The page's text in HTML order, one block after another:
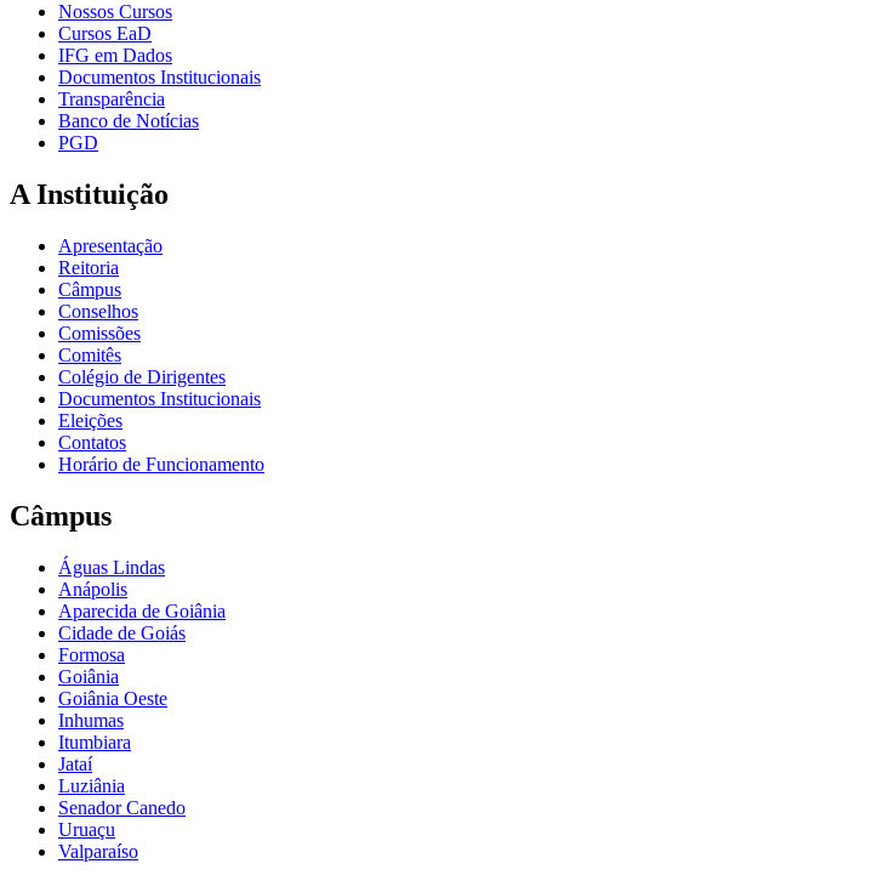
Nossos Cursos
Cursos EaD
IFG em Dados
Documentos Institucionais
Transparência
Banco de Notícias
PGD
A Instituição
Apresentação
Reitoria
Câmpus
Conselhos
Comissões
Comitês
Colégio de Dirigentes
Documentos Institucionais
Eleições
Contatos
Horário de Funcionamento
Câmpus
Águas Lindas
Anápolis
Aparecida de Goiânia
Cidade de Goiás
Formosa
Goiânia
Goiânia Oeste
Inhumas
Itumbiara
Jataí
Luziânia
Senador Canedo
Uruaçu
Valparaíso